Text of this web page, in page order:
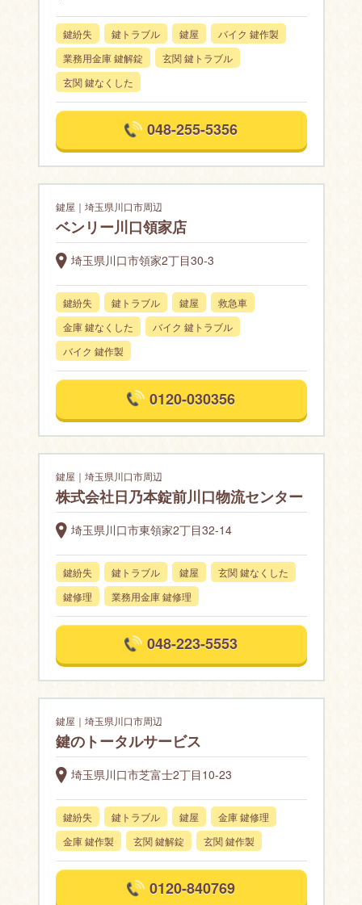
鍵紛失 鍵トラブル 鍵屋
バイク 鍵作製
業務用金庫 鍵解錠
玄関 鍵トラブル
玄関 鍵なくした
048-255-5356
鍵屋｜埼玉県川口市周辺
ベンリー川口領家店
埼玉県川口市領家2丁目30-3
鍵紛失 鍵トラブル 鍵屋
救急車
金庫 鍵なくした
バイク 鍵トラブル
バイク 鍵作製
0120-030356
鍵屋｜埼玉県川口市周辺
株式会社日乃本錠前川口物流センター
埼玉県川口市東領家2丁目32-14
鍵紛失 鍵トラブル 鍵屋
玄関 鍵なくした
鍵修理
業務用金庫 鍵修理
048-223-5553
鍵屋｜埼玉県川口市周辺
鍵のトータルサービス
埼玉県川口市芝富士2丁目10-23
鍵紛失 鍵トラブル 鍵屋
金庫 鍵修理
金庫 鍵作製
玄関 鍵解錠 玄関 鍵作製
0120-840769